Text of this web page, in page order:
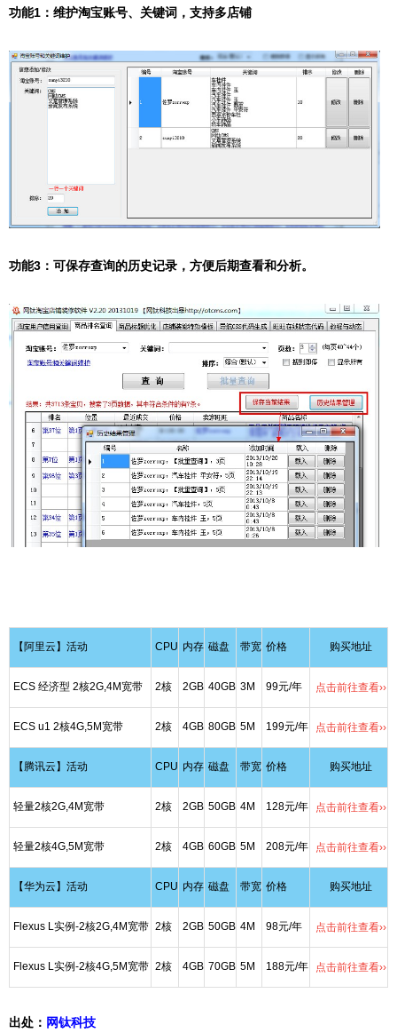
功能1：维护淘宝账号、关键词，支持多店铺
功能3：可保存查询的历史记录，方便后期查看和分析。
【阿里云】活动 CPU 内存 磁盘 带宽 价格 购买地址
ECS 经济型 2核2G,4M宽带 2核 2GB 40GB 3M 99元/年 点击前往查看››
ECS u1 2核4G,5M宽带 2核 4GB 80GB 5M 199元/年 点击前往查看››
【腾讯云】活动 CPU 内存 磁盘 带宽 价格 购买地址
轻量2核2G,4M宽带 2核 2GB 50GB 4M 128元/年 点击前往查看››
轻量2核4G,5M宽带 2核 4GB 60GB 5M 208元/年 点击前往查看››
【华为云】活动 CPU 内存 磁盘 带宽 价格 购买地址
Flexus L实例-2核2G,4M宽带 2核 2GB 50GB 4M 98元/年 点击前往查看››
Flexus L实例-2核4G,5M宽带 2核 4GB 70GB 5M 188元/年 点击前往查看››
出处： 网钛科技